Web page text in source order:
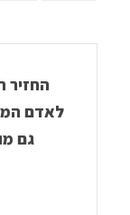
החזיר
לאדם
גם